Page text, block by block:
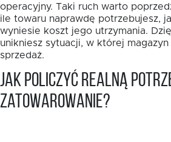
operacyjny. Taki ruch warto
ile towaru naprawdę potrzebujesz,
wyniesie koszt jego utrzymania.
unikniesz sytuacji, w której
sprzedaż.
Jak policzyć realną
zatowarowanie?